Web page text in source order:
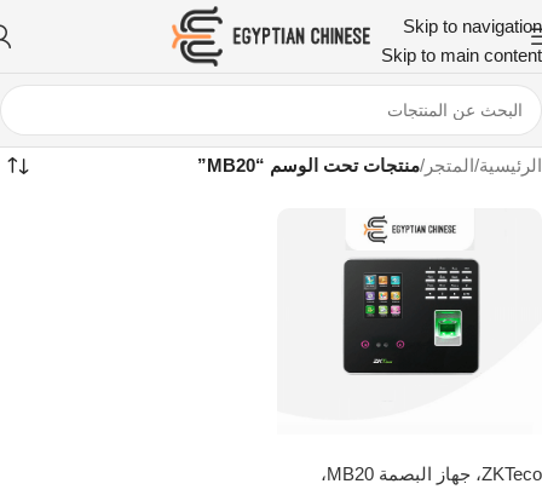
Skip to navigation
Skip to main content
الرئيسية/المتجر /منتجات تحت الوسم “MB20”
ZKTeco، جهاز البصمة MB20،